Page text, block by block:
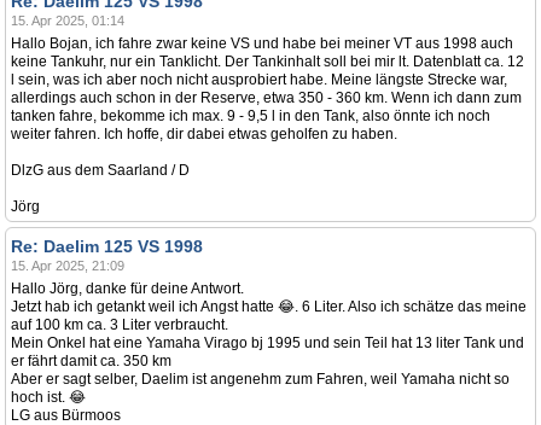
15. Apr 2025, 01:14
Hallo Bojan, ich fahre zwar keine VS und habe bei meiner VT aus 1998 auch
keine Tankuhr, nur ein Tanklicht. Der Tankinhalt soll bei mir lt. Datenblatt ca. 12
l sein, was ich aber noch nicht ausprobiert habe. Meine längste Strecke war,
allerdings auch schon in der Reserve, etwa 350 - 360 km. Wenn ich dann zum
tanken fahre, bekomme ich max. 9 - 9,5 l in den Tank, also önnte ich noch
weiter fahren. Ich hoffe, dir dabei etwas geholfen zu haben.
DlzG aus dem Saarland / D
Jörg
Re: Daelim 125 VS 1998
15. Apr 2025, 21:09
Hallo Jörg, danke für deine Antwort.
Jetzt hab ich getankt weil ich Angst hatte 😂. 6 Liter. Also ich schätze das meine
auf 100 km ca. 3 Liter verbraucht.
Mein Onkel hat eine Yamaha Virago bj 1995 und sein Teil hat 13 liter Tank und
er fährt damit ca. 350 km
Aber er sagt selber, Daelim ist angenehm zum Fahren, weil Yamaha nicht so
hoch ist. 😂
LG aus Bürmoos